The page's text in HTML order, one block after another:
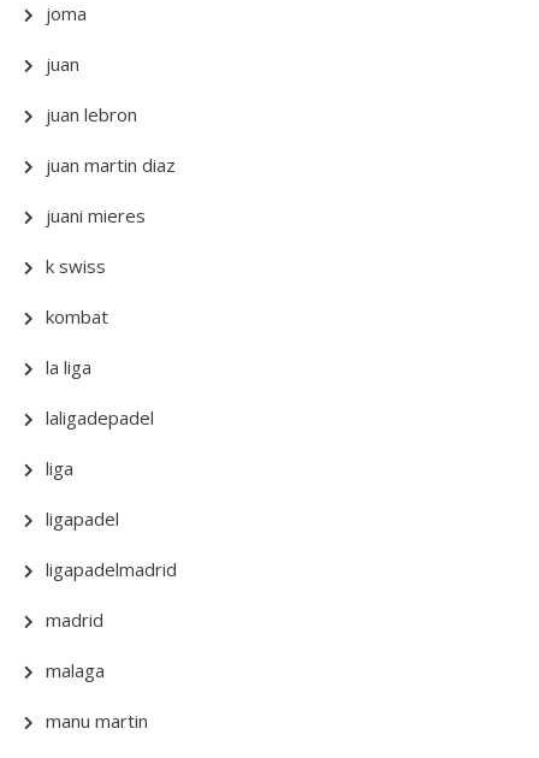
joma
juan
juan lebron
juan martin diaz
juani mieres
k swiss
kombat
la liga
laligadepadel
liga
ligapadel
ligapadelmadrid
madrid
malaga
manu martin